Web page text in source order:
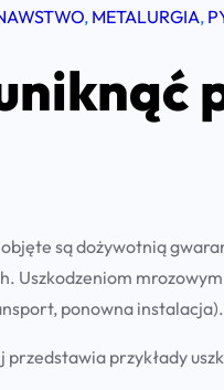
, METALURGIA,
są dożywotnią
Uszkodzeniom
ponowna
przykłady